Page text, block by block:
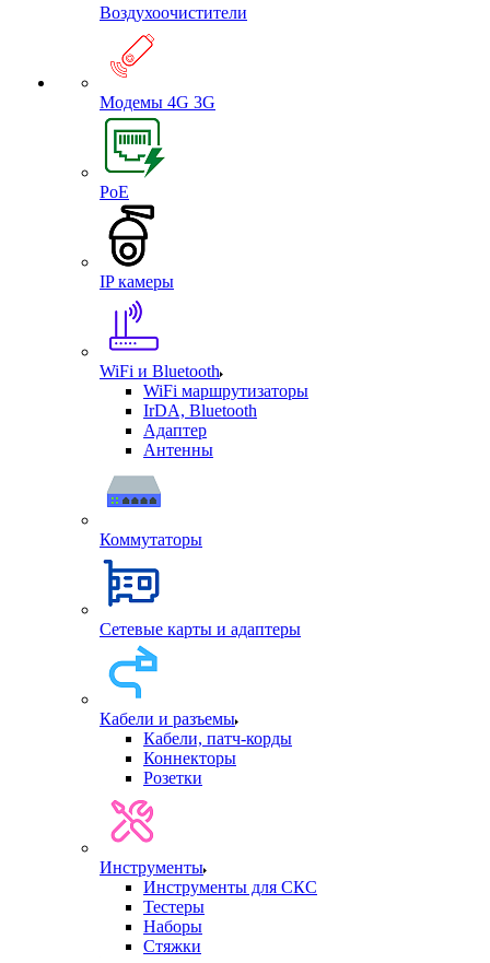
Воздухоочистители
Модемы 4G 3G
PoE
IP камеры
WiFi и Bluetooth
WiFi маршрутизаторы
IrDA, Bluetooth
Адаптер
Антенны
Коммутаторы
Сетевые карты и адаптеры
Кабели и разъемы
Кабели, патч-корды
Коннекторы
Розетки
Инструменты
Инструменты для СКС
Тестеры
Наборы
Стяжки